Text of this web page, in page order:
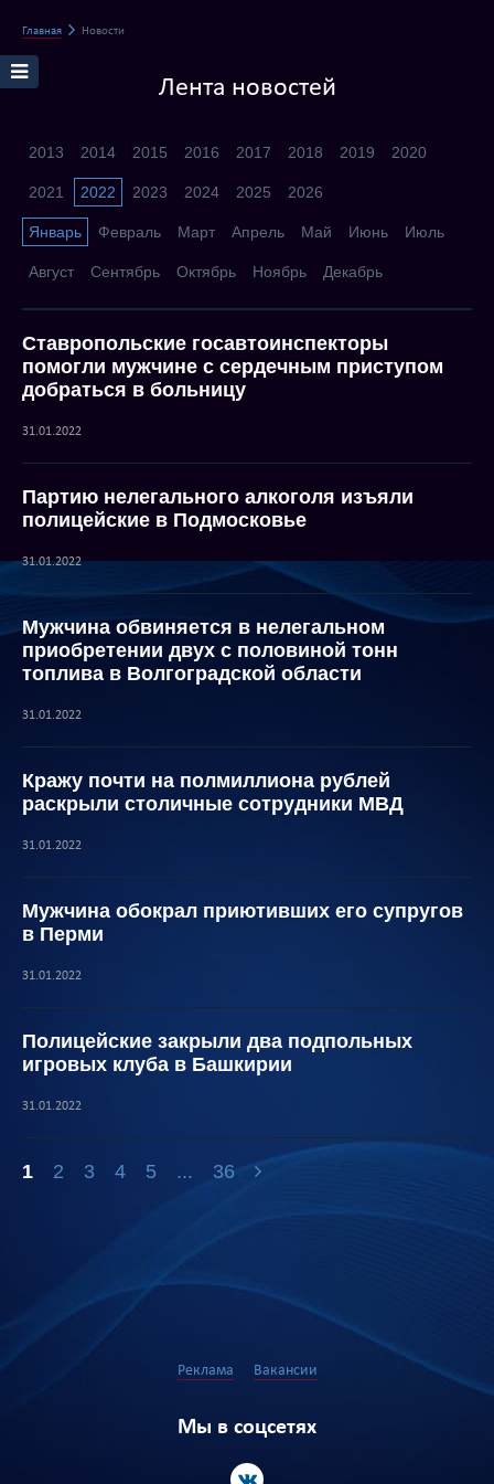
Главная Новости
Лента новостей
2013 2014 2015 2016 2017 2018 2019 2020
2021 2022 2023 2024 2025 2026
Январь Февраль Март Апрель Май Июнь Июль
Август Сентябрь Октябрь Ноябрь Декабрь
Ставропольские госавтоинспекторы
помогли мужчине с сердечным приступом
добраться в больницу
31.01.2022
Партию нелегального алкоголя изъяли
полицейские в Подмосковье
31.01.2022
Мужчина обвиняется в нелегальном
приобретении двух с половиной тонн
топлива в Волгоградской области
31.01.2022
Кражу почти на полмиллиона рублей
раскрыли столичные сотрудники МВД
31.01.2022
Мужчина обокрал приютивших его супругов
в Перми
31.01.2022
Полицейские закрыли два подпольных
игровых клуба в Башкирии
31.01.2022
1 2 3 4 5 ... 36
Реклама Вакансии
Мы в соцсетях